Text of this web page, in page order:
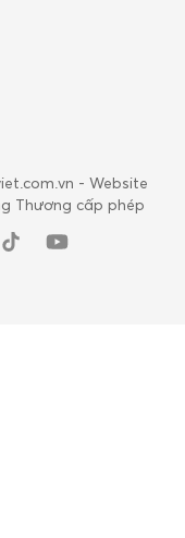
- Website
Thương cấp phép